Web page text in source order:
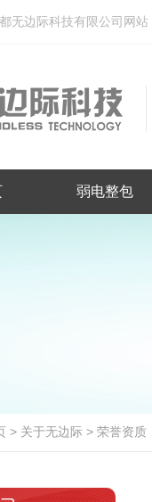
无边际科技有限公司网站
弱电整包
> 关于无边际 > 荣誉资质